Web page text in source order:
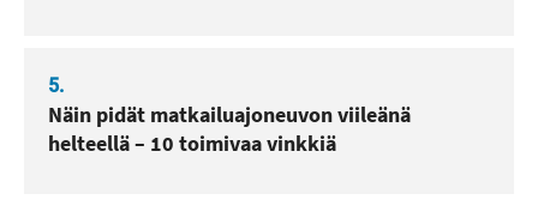
5.
Näin pidät matkailuajoneuvon viileänä
helteellä – 10 toimivaa vinkkiä